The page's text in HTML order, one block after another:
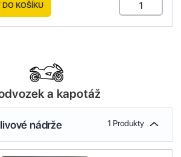
DO KOŠÍKU
a kapotáž
nádrže 1 Produkty